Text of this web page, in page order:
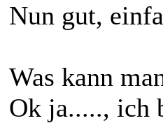
Nun gut,
Was kann
Ok ja....., ich